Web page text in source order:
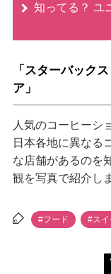
知ってる？ ユ
「スターバック
ア」
人気のコーヒーシ
日本各地に異なる
な店舗があるのを
観を写真で紹介し
#フード #スイ